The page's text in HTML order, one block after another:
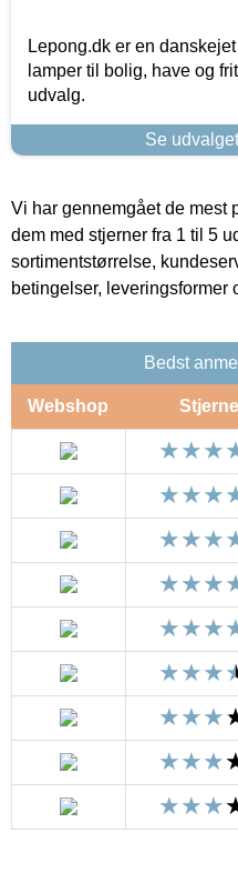
Lepong.dk er en
lamper til bolig, have og
udvalg.
Se
Vi har gennemgået de
dem med stjerner fra 1 til 5
sortimentstørrelse,
betingelser, leveringsformer
Bedst
Webshop